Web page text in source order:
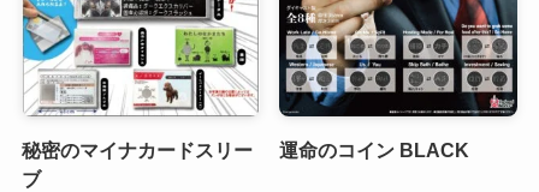
秘密のマイナカードスリー
ブ
運命のコイン BLACK